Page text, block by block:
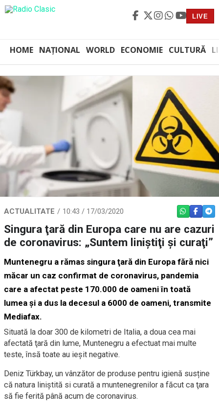
LIVE
HOME NAȚIONAL WORLD ECONOMIE CULTURĂ
ACTUALITATE 10:43 / 17/03/2020 WHATSAPP
Singura ţară din Europa care nu are cazuri
de coronavirus: „Suntem liniştiţi şi curaţi”
Muntenegru a rămas singura ţară din Europa fără nici
măcar un caz confirmat de coronavirus, pandemia
care a afectat peste 170.000 de oameni în toată
lumea şi a dus la decesul a 6000 de oameni, transmite
Mediafax.
Situată la doar 300 de kilometri de Italia, a doua cea mai
afectată ţară din lume, Muntenegru a efectuat mai multe
teste, însă toate au ieşit negative.
Deniz Türkbay, un vânzător de produse pentru igienă susține
că natura liniştită si curată a muntenegrenilor a făcut ca ţara
să fie ferită până acum de coronavirus.